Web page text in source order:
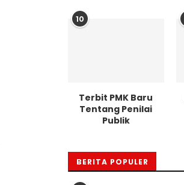
10
Terbit PMK Baru
Tentang Penilai
Publik
BERITA POPULER